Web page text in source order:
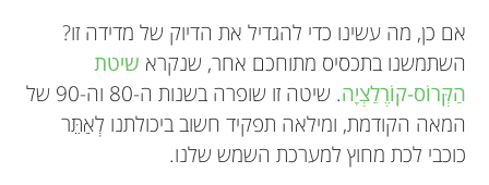
אם כן, מה עשינו כדי להגדיל את הדיוק של מדידה זו?
השתמשנו בתכסיס מתוחכם אחר, שנקרא שיטת
הַקְּרוֹס-קוֹרֶלַצְיָה
. שיטה זו שופרה בשנות ה-80 וה-90 של
המאה הקודמת, ומילאה תפקיד חשוב ביכולתנו לְאַתֵּר
כוכבי לכת מחוץ למערכת השמש שלנו.